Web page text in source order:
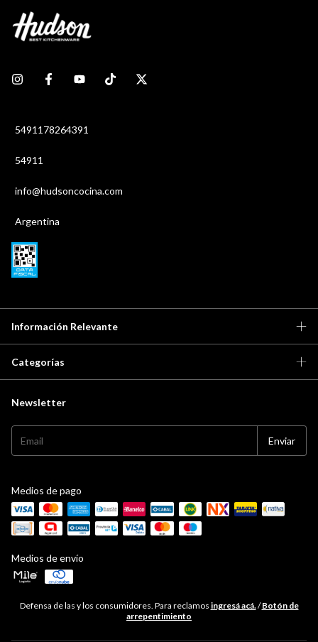
5491178264391
54911
info@hudsoncocina.com
Argentina
Información Relevante
Categorías
Newsletter
Medios de pago
Medios de envío
Defensa de las y los consumidores. Para reclamos ingresá acá./ Botón de
arrepentimiento